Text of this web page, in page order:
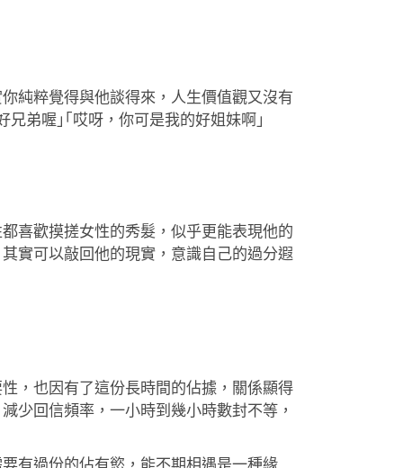
純粹覺得與他談得來，人生價值觀又沒有
弟喔｣｢哎呀，你可是我的好姐妹啊｣
喜歡摸搓女性的秀髮，似乎更能表現他的
實可以敲回他的現實，意識自己的過分遐
，也因有了這份長時間的佔據，關係顯得
少回信頻率，一小時到幾小時數封不等，